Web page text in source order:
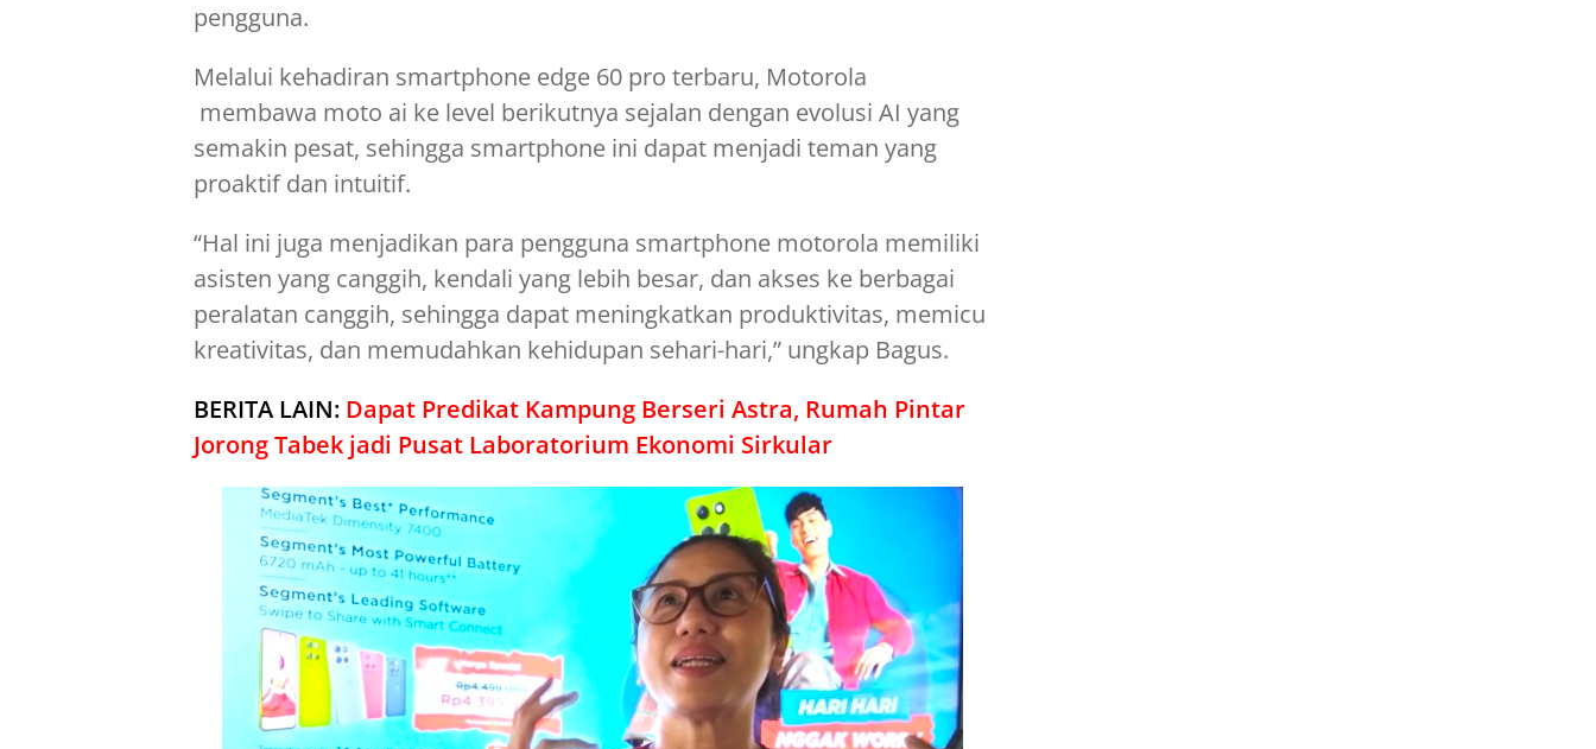
pengguna.
Melalui kehadiran smartphone edge 60 pro terbaru, Motorola
membawa moto ai ke level berikutnya sejalan dengan evolusi AI yang
semakin pesat, sehingga smartphone ini dapat menjadi teman yang
proaktif dan intuitif.
“Hal ini juga menjadikan para pengguna smartphone motorola memiliki
asisten yang canggih, kendali yang lebih besar, dan akses ke berbagai
peralatan canggih, sehingga dapat meningkatkan produktivitas, memicu
kreativitas, dan memudahkan kehidupan sehari-hari,” ungkap Bagus.
BERITA LAIN: Dapat Predikat Kampung Berseri Astra, Rumah Pintar
Jorong Tabek jadi Pusat Laboratorium Ekonomi Sirkular